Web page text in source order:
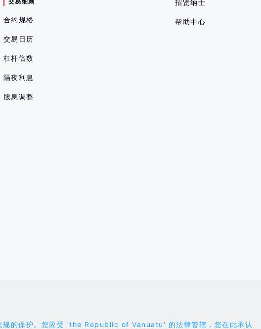
合约规格
交易日历
杠杆倍数
隔夜利息
股息调整
招贤纳士
帮助中心
规的保护。您应受 'the Republic of Vanuatu' 的法律管辖，您在此承认